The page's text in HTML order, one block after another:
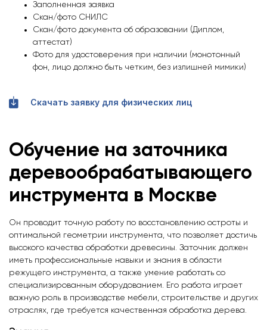
Заполненная заявка
Скан/фото СНИЛС
Скан/фото документа об образовании (Диплом,
аттестат)
Фото для удостоверения при наличии (монотонный
фон, лицо должно быть четким, без излишней мимики)
Скачать заявку для физических лиц
Обучение на заточника
деревообрабатывающего
инструмента в Москве
Он проводит точную работу по восстановлению остроты и
оптимальной геометрии инструмента, что позволяет достичь
высокого качества обработки древесины. Заточник должен
иметь профессиональные навыки и знания в области
режущего инструмента, а также умение работать со
специализированным оборудованием. Его работа играет
важную роль в производстве мебели, строительстве и других
отраслях, где требуется качественная обработка дерева.